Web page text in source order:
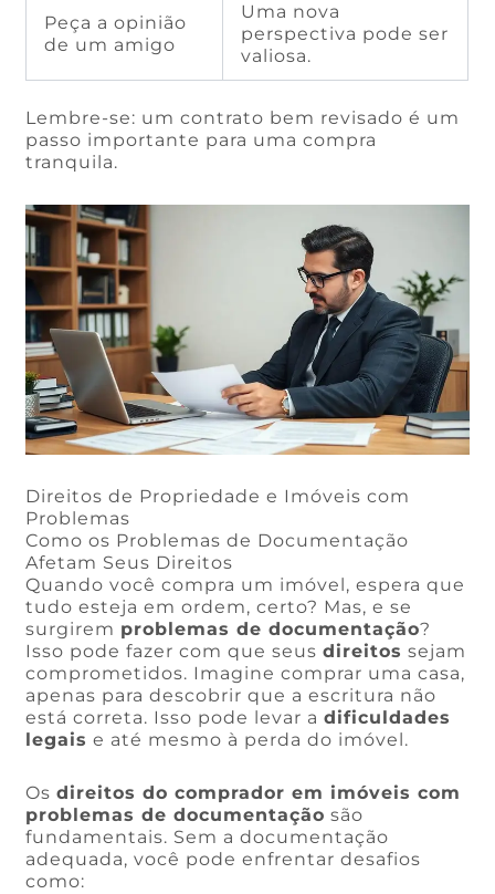
Peça a opinião
de um amigo
Uma nova
perspectiva pode ser
valiosa.
Lembre-se: um contrato bem revisado é um
passo importante para uma compra
tranquila.
Direitos de Propriedade e Imóveis com
Problemas
Como os Problemas de Documentação
Afetam Seus Direitos
Quando você compra um imóvel, espera que
tudo esteja em ordem, certo? Mas, e se
surgirem problemas de documentação?
Isso pode fazer com que seusdireitos sejam
comprometidos. Imagine comprar uma casa,
apenas para descobrir que a escritura não
está correta. Isso pode levar adificuldades
legais e até mesmo à perda do imóvel.
Osdireitos do comprador em imóveis com
problemas de documentação são
fundamentais. Sem a documentação
adequada, você pode enfrentar desafios
como: